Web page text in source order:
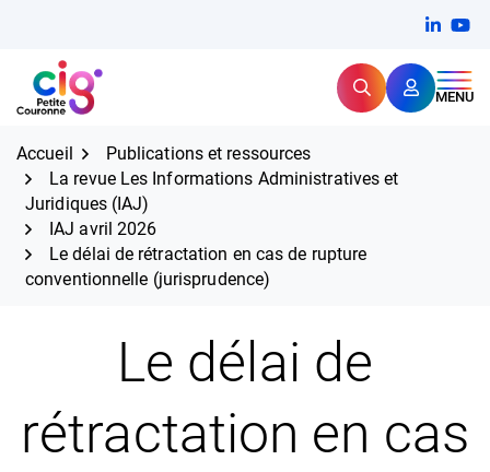
contenu
CIG Petite Couronne RechercherMENU
Expertise et proximité pour
Accueil
Publications et ressources
La revue Les Informations Administratives et
Juridiques (IAJ)
IAJ avril 2026
Le délai de rétractation en cas de rupture
conventionnelle (jurisprudence)
Le délai de
rétractation en cas